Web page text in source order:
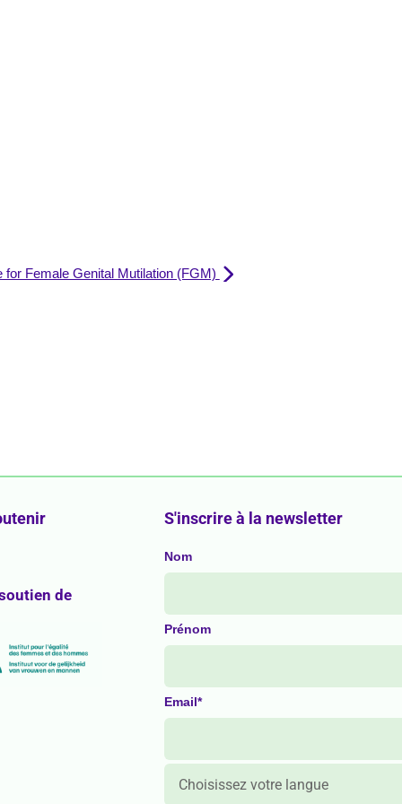
for Female Genital Mutilation (FGM)
de
S'inscrire à la newsletter
Nom
Prénom
Email*